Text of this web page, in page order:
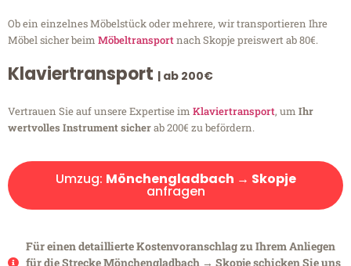
Ob ein einzelnes Möbelstück oder mehrere, wir transportieren Ihre
Möbel sicher beim Möbeltransportnach Skopje preiswert ab 80€.
Klaviertransport | ab 200€
Vertrauen Sie auf unsere Expertise im Klaviertransport, um Ihr
wertvolles Instrument sicherab 200€ zu befördern.
Umzug: Mönchengladbach → Skopje
anfragen
Für einen detaillierte Kostenvoranschlag zu Ihrem Anliegen
für die Strecke Mönchengladbach → Skopje schicken Sie uns